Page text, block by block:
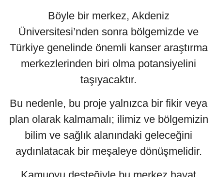
Böyle bir merkez, Akdeniz
Üniversitesi’nden sonra bölgemizde ve
Türkiye genelinde önemli kanser araştırma
merkezlerinden biri olma potansiyelini
taşıyacaktır.
Bu nedenle, bu proje yalnızca bir fikir veya
plan olarak kalmamalı; ilimiz ve bölgemizin
bilim ve sağlık alanındaki geleceğini
aydınlatacak bir meşaleye dönüşmelidir.